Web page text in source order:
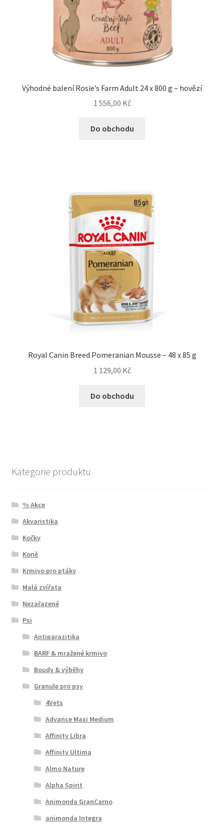
Výhodné balení Rosie’s Farm Adult 24 x 800 g – hovězí
1 556,00 Kč
Do obchodu
Royal Canin Breed Pomeranian Mousse – 48 x 85 g
1 129,00 Kč
Do obchodu
Kategorie produktu
% Akce
Akvaristika
Kočky
Koně
Krmivo pro ptáky
Malá zvířata
Nezařazené
Psi
Antiparazitika
BARF & mražené krmivo
Boudy & výběhy
Granule pro psy
4Vets
Advance Maxi Medium
Affinity Libra
Affinity Ultima
Almo Nature
Alpha Spirit
Animonda GranCarno
animonda Integra